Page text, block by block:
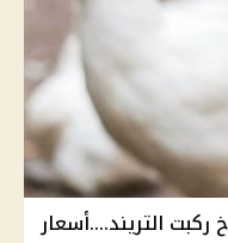
ركبت التريند....أسعار